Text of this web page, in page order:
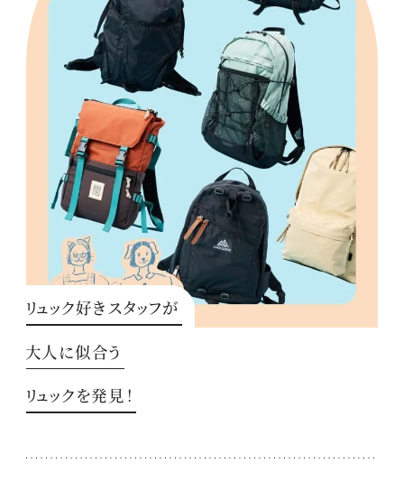
リュック好きスタッフが
大人に似合う
リュックを発見！